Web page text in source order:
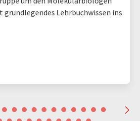
Lehrbuchwissen ins